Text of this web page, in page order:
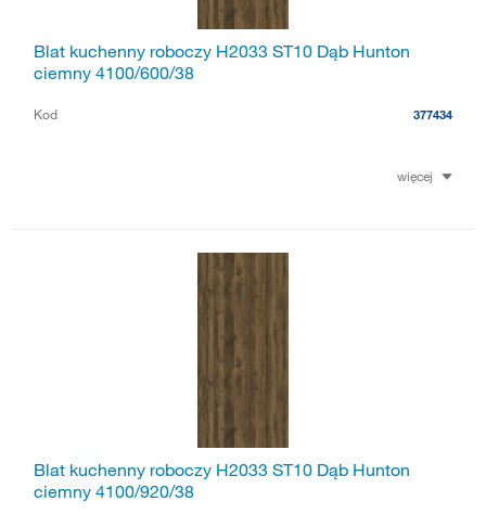
Blat kuchenny roboczy H2033 ST10 Dąb Hunton
ciemny 4100/600/38
Kod 377434
więcej
Blat kuchenny roboczy H2033 ST10 Dąb Hunton
ciemny 4100/920/38